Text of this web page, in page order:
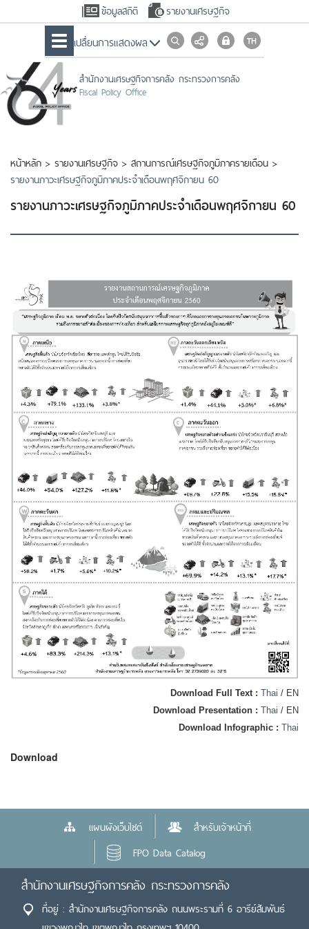
ข้อมูลสถิติ รายงานเศรษฐกิจ
เปลื่ยนการแสดงผล
สำนักงานเศรษฐกิจการคลัง กระทรวงการคลัง
Fiscal Policy Office
หน้าหลัก > รายงานเศรษฐกิจ > สถานการณ์เศรษฐกิจภูมิภาครายเดือน >
รายงานภาวะเศรษฐกิจภูมิภาคประจำเดือนพฤศจิกายน 60
รายงานภาวะเศรษฐกิจภูมิภาคประจำเดือนพฤศจิกายน 60
Download Full Text : Thai / EN
Download Presentation : Thai / EN
Download Infographic : Thai
Download
แผนผังเว็บไซต์
สำหรับเจ้าหน้าที่
FPO Data Catalog
สำนักงานเศรษฐกิจการคลัง กระทรวงการคลัง
ที่อยู่ : สำนักงานเศรษฐกิจการคลัง ถนนพระรามที่ 6 อารีย์สัมพันธ์